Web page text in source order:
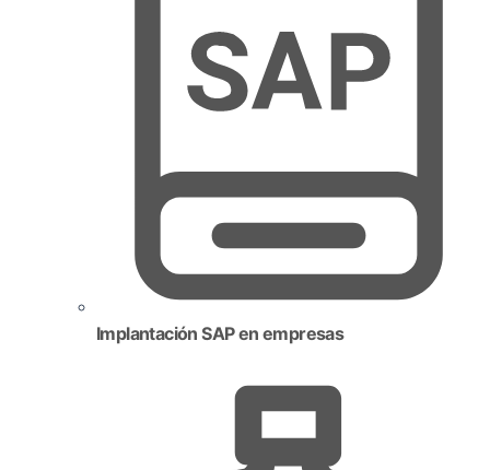
Implantación SAP en empresas